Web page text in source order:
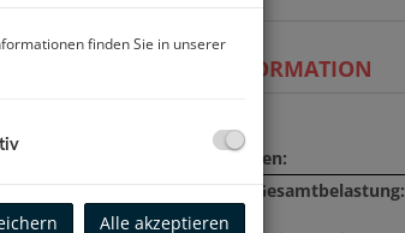
PREISINFORMATION
Betriebskosten:
monatliche Gesamtbelastung:
finden Sie in unserer
Alle akzeptieren